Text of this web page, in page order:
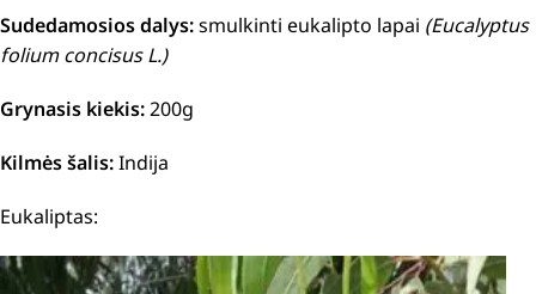
Sudedamosios dalys:smulkinti eukalipto lapai (Eucalyptus
folium concisus L.)
Grynasis kiekis:200g
Kilmės šalis:Indija
Eukaliptas: